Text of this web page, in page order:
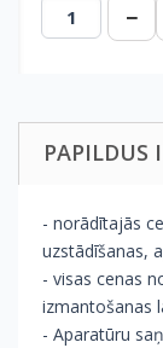
−
PAPILDUS
- norādītajās
uzstādīšanas,
- visas cenas
izmantošanas
- Aparatūru